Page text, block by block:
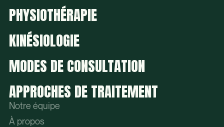
PHYSIOTHÉRAPIE
KINÉSIOLOGIE
MODES DE CONSULTATION
APPROCHES DE TRAITEMENT
Notre équipe
À propos